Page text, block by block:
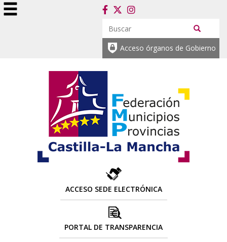
Acceso órganos de Gobierno
ACCESO SEDE ELECTRÓNICA
PORTAL DE TRANSPARENCIA